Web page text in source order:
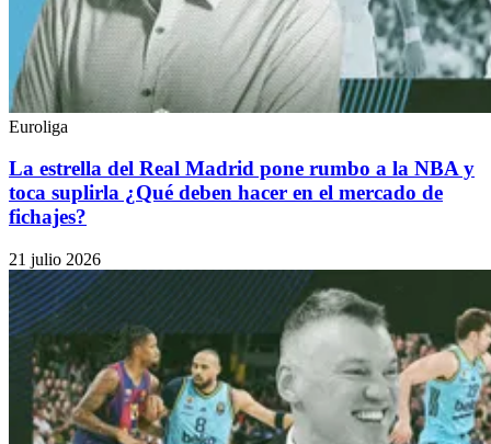
Euroliga
La estrella del Real Madrid pone rumbo a la NBA y
toca suplirla ¿Qué deben hacer en el mercado de
fichajes?
21 julio 2026